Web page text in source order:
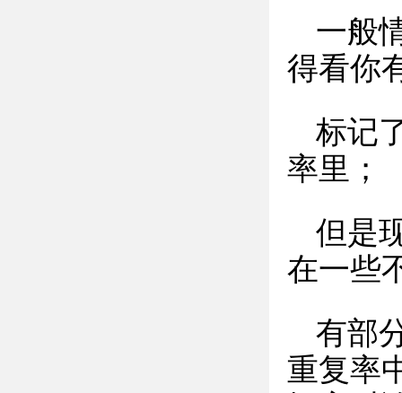
一般
得看你
标记
率里；
但是
在一些
有部
重复率